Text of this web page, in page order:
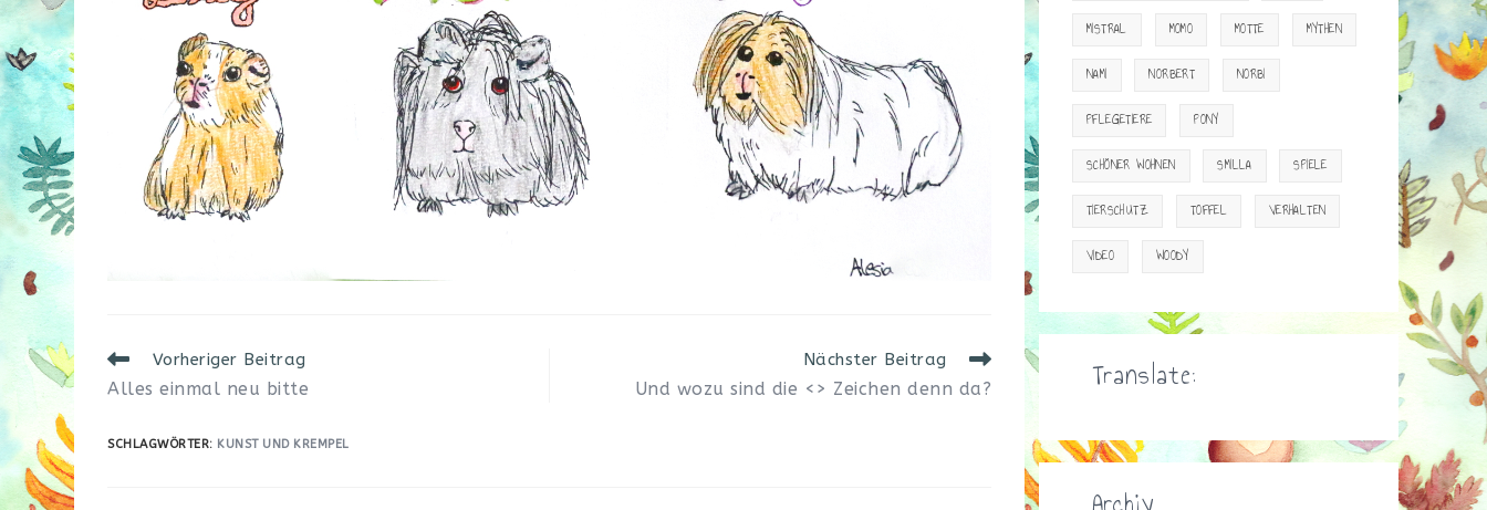
Weitere
Artikel
ansehen
Vorheriger Beitrag
Alles einmal neu bitte
Nächster Beitrag
Und wozu sind die <> Zeichen denn da?
SCHLAGWÖRTER: KUNST UND KREMPEL
MISTRAL MOMO MOTTE MYTHEN
NAMI NORBERT NORBI
PFLEGETIERE PONY
SCHÖNER WOHNEN SMILLA SPIELE
TIERSCHUTZ TOFFEL VERHALTEN
VIDEO WOODY
Translate: